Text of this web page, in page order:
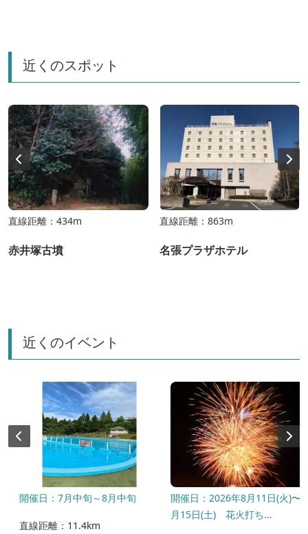
近くのスポット
直線距離：434m
赤井塚古墳
直線距離：863m
名張プラザホテル
近くのイベント
開催日：7月中旬～8月中旬
直線距離：11.4km
開催日：2026年8月11日(火)〜8
月15日(土) 花火打ち...